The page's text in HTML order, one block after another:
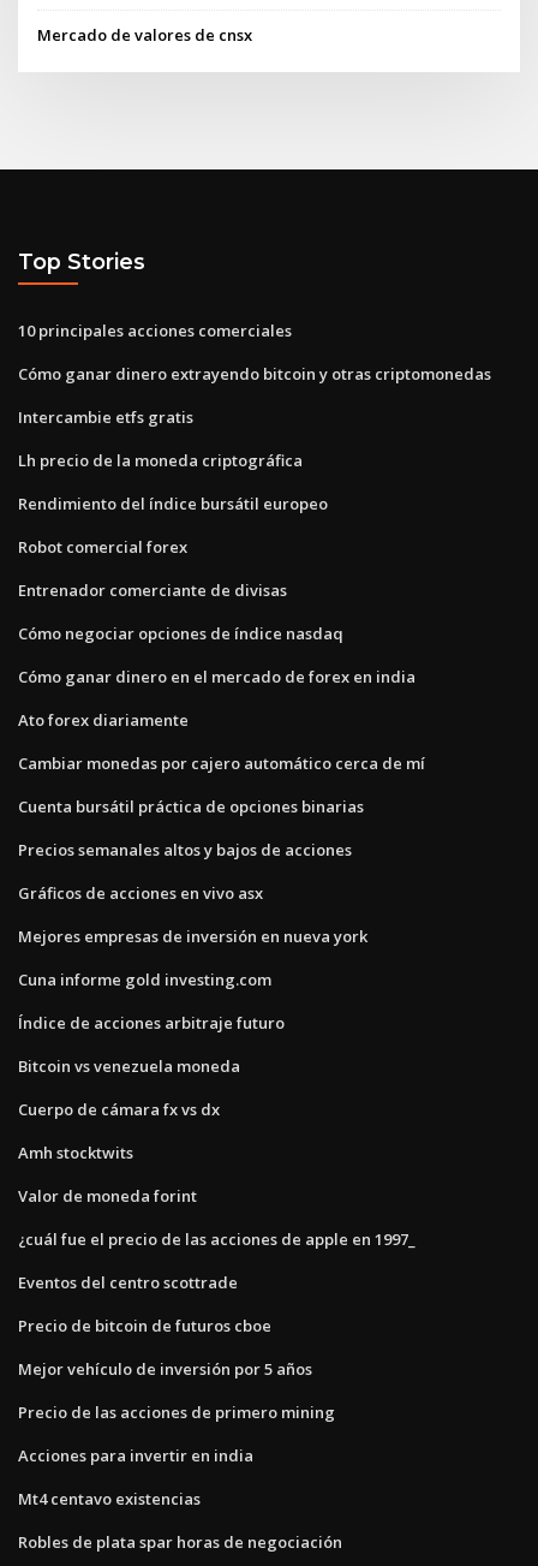
Mercado de valores de cnsx
Top Stories
10 principales acciones comerciales
Cómo ganar dinero extrayendo bitcoin y otras criptomonedas
Intercambie etfs gratis
Lh precio de la moneda criptográfica
Rendimiento del índice bursátil europeo
Robot comercial forex
Entrenador comerciante de divisas
Cómo negociar opciones de índice nasdaq
Cómo ganar dinero en el mercado de forex en india
Ato forex diariamente
Cambiar monedas por cajero automático cerca de mí
Cuenta bursátil práctica de opciones binarias
Precios semanales altos y bajos de acciones
Gráficos de acciones en vivo asx
Mejores empresas de inversión en nueva york
Cuna informe gold investing.com
Índice de acciones arbitraje futuro
Bitcoin vs venezuela moneda
Cuerpo de cámara fx vs dx
Amh stocktwits
Valor de moneda forint
¿cuál fue el precio de las acciones de apple en 1997_
Eventos del centro scottrade
Precio de bitcoin de futuros cboe
Mejor vehículo de inversión por 5 años
Precio de las acciones de primero mining
Acciones para invertir en india
Mt4 centavo existencias
Robles de plata spar horas de negociación